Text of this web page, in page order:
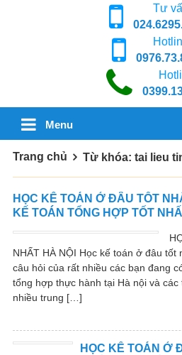
Tư
Menu
Trang chủ Từ khóa: tai lieu
HỌC KẾ TOÁN Ở ĐÂU TỐT
KẾ TOÁN TỔNG HỢP TỐT
NHẤT HÀ NỘI Học kế toán ở đâu
câu hỏi của rất nhiều các bạn đang
tổng hợp thực hành tại Hà nội và các
nhiều trung […]
HỌC KẾ TOÁN Ở